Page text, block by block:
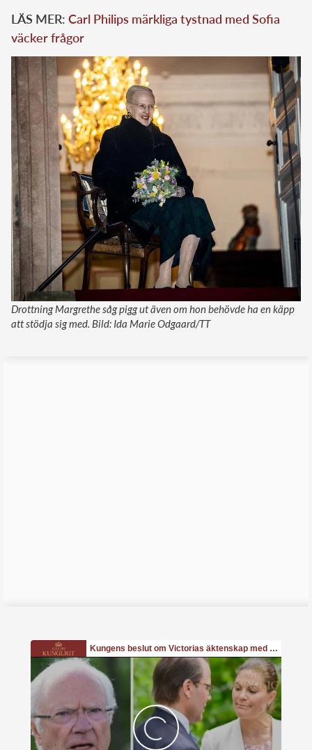
LÄS MER: Carl Philips märkliga tystnad med Sofia
väcker frågor
Drottning Margrethe såg pigg ut även om hon behövde ha en käpp
att stödja sig med. Bild: Ida Marie Odgaard/TT